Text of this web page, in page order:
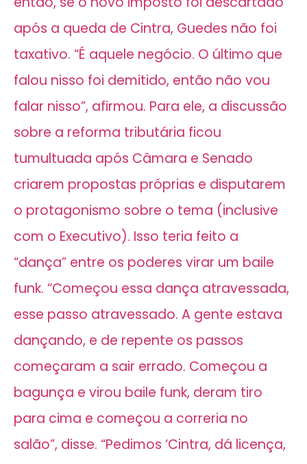
após a queda de Cintra, Guedes não foi
taxativo. “É aquele negócio. O último que
falou nisso foi demitido, então não vou
falar nisso”, afirmou. Para ele, a discussão
sobre a reforma tributária ficou
tumultuada após Câmara e Senado
criarem propostas próprias e disputarem
o protagonismo sobre o tema (inclusive
com o Executivo). Isso teria feito a
“dança” entre os poderes virar um baile
funk. “Começou essa dança atravessada,
esse passo atravessado. A gente estava
dançando, e de repente os passos
começaram a sair errado. Começou a
bagunça e virou baile funk, deram tiro
para cima e começou a correria no
salão”, disse. “Pedimos ‘Cintra, dá licença,